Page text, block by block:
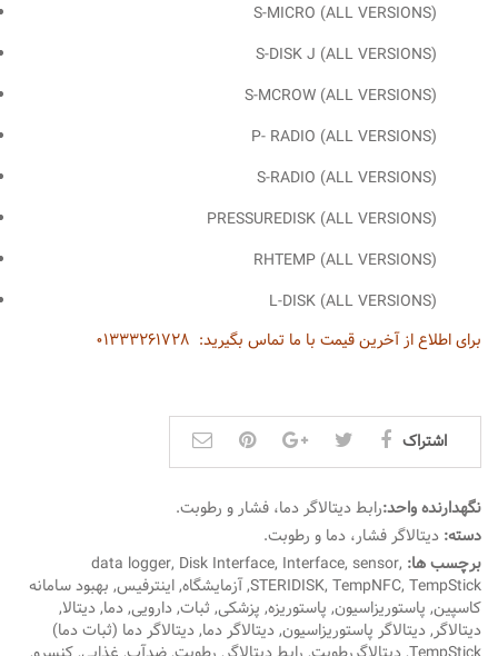
S-MICRO (ALL VERSIONS)
S-DISK J (ALL VERSIONS)
S-MCROW (ALL VERSIONS)
P- RADIO (ALL VERSIONS)
S-RADIO (ALL VERSIONS)
PRESSUREDISK (ALL VERSIONS)
RHTEMP (ALL VERSIONS)
L-DISK (ALL VERSIONS)
برای اطلاع از آخرین قیمت با ما تماس بگیرید: ۰۱۳۳۳۲۶۱۷۲۸
اشتراک
نگهدارنده واحد:رابط دیتالاگر دما، فشار و رطوبت.
دسته: دیتالاگر فشار، دما و رطوبت.
برچسب ها:
data logger, Disk Interface, Interface, sensor,
STERIDISK, TempNFC, TempStick
,آزمایشگاه,اینترفیس, بهبود سامانه
کاسپین, پاستوریزاسیون, پاستوریزه, پزشکی, ثبات,دارویی,دما,دیتالا,
دیتالاگر,دیتالاگر پاستوریزاسیون,دیتالاگر دما,دیتالاگر دما (ثبات دما)